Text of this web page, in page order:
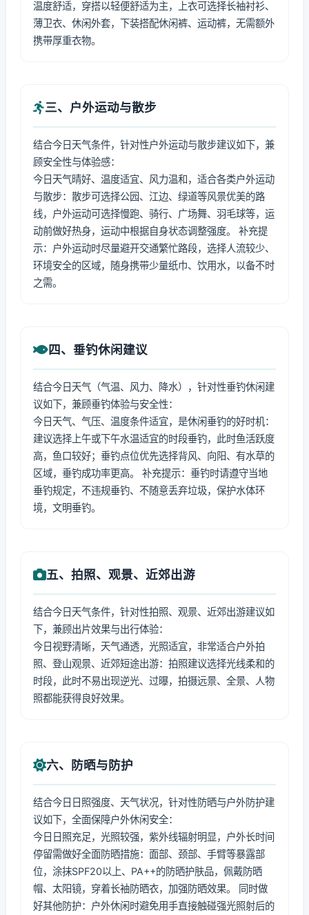
温度舒适，穿搭以轻便舒适为主，上衣可选择长袖衬衫、
薄卫衣、休闲外套，下装搭配休闲裤、运动裤，无需额外
携带厚重衣物。
三、户外运动与散步
结合今日天气条件，针对性户外运动与散步建议如下，兼
顾安全性与体验感：
今日天气晴好、温度适宜、风力温和，适合各类户外运动
与散步：散步可选择公园、江边、绿道等风景优美的路
线，户外运动可选择慢跑、骑行、广场舞、羽毛球等，运
动前做好热身，运动中根据自身状态调整强度。 补充提
示：户外运动时尽量避开交通繁忙路段，选择人流较少、
环境安全的区域，随身携带少量纸巾、饮用水，以备不时
之需。
四、垂钓休闲建议
结合今日天气（气温、风力、降水），针对性垂钓休闲建
议如下，兼顾垂钓体验与安全性：
今日天气、气压、温度条件适宜，是休闲垂钓的好时机：
建议选择上午或下午水温适宜的时段垂钓，此时鱼活跃度
高，鱼口较好；垂钓点位优先选择背风、向阳、有水草的
区域，垂钓成功率更高。 补充提示：垂钓时请遵守当地
垂钓规定，不违规垂钓、不随意丢弃垃圾，保护水体环
境，文明垂钓。
五、拍照、观景、近郊出游
结合今日天气条件，针对性拍照、观景、近郊出游建议如
下，兼顾出片效果与出行体验：
今日视野清晰，天气通透，光照适宜，非常适合户外拍
照、登山观景、近郊短途出游：拍照建议选择光线柔和的
时段，此时不易出现逆光、过曝，拍摄远景、全景、人物
照都能获得良好效果。
六、防晒与防护
结合今日日照强度、天气状况，针对性防晒与户外防护建
议如下，全面保障户外休闲安全：
今日日照充足，光照较强，紫外线辐射明显，户外长时间
停留需做好全面防晒措施：面部、颈部、手臂等暴露部
位，涂抹SPF20以上、PA++的防晒护肤品，佩戴防晒
帽、太阳镜，穿着长袖防晒衣，加强防晒效果。 同时做
好其他防护：户外休闲时避免用手直接触碰强光照射后的